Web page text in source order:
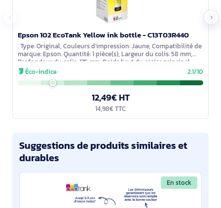
Epson 102 EcoTank Yellow ink bottle - C13T03R440
. Type: Original, Couleurs d'impression: Jaune, Compatibilité de
marque: Epson. Quantité: 1 pièce(s), Largeur du colis: 58 mm,
Profondeur du colis: 175 mm. Poids brut du casier principal
(externe):
Éco-indice 2.1/10
12,49€ HT
14,98€ TTC
Suggestions de produits similaires et
durables
En stock